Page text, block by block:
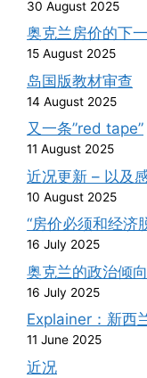
30 August 2025
奥克兰房价的下
15 August 2025
岛国版教材审查
14 August 2025
又一条”red tape”
11 August 2025
近况更新 – 以及
10 August 2025
“房价必须和经济
16 July 2025
奥克兰的政治倾向
16 July 2025
Explainer：新西
11 June 2025
近况